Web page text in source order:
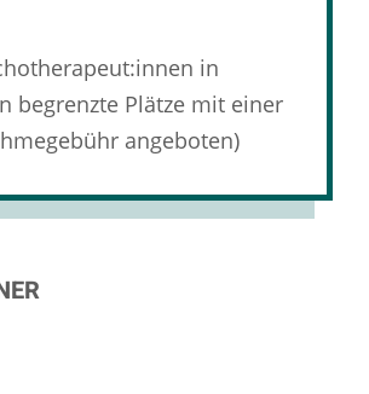
in
begrenzte Plätze mit einer
angeboten)